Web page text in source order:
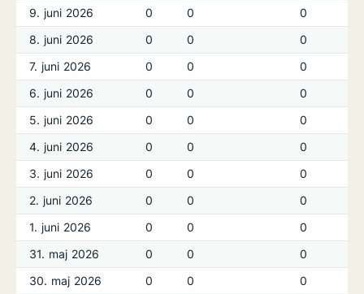
9. juni 2026
0 0
0
8. juni 2026
0 0
0
7. juni 2026
0 0
0
6. juni 2026
0 0
0
5. juni 2026
0 0
0
4. juni 2026
0 0
0
3. juni 2026
0 0
0
2. juni 2026
0 0
0
1. juni 2026
0 0
0
31. maj 2026
0 0
0
30. maj 2026
0 0
0